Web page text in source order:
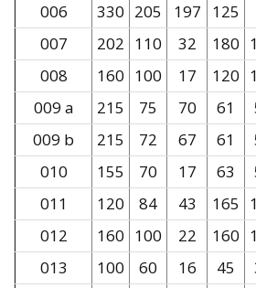
006
330 205 197 125
007
202 110 32 180
008
160 100 17 120
009 a
215 75 70 61
009 b
215 72 67 61
010
155 70 17 63
011
120 84 43 165
012
160 100 22 160
013
100 60 16 45